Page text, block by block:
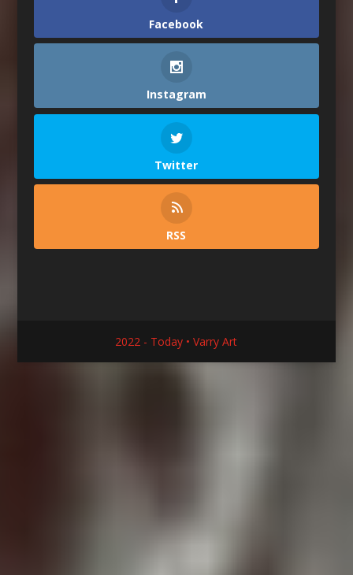
Facebook
Instagram
Twitter
RSS
2022 - Today • Varry Art